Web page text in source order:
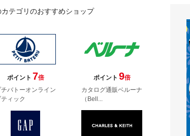
カテゴリのおすすめショップ
ポイント 7倍
チバトーオンライン
ティック
ポイント 9倍
カタログ通販ベルーナ
（Bell...